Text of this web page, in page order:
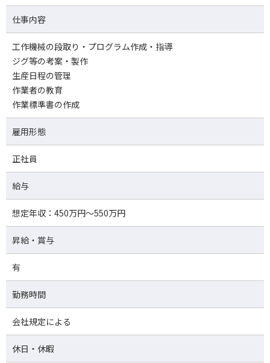
仕事内容
工作機械の段取り・プログラム作成・指導
ジグ等の考案・製作
生産日程の管理
作業者の教育
作業標準書の作成
雇用形態
正社員
給与
想定年収：450万円～550万円
昇給・賞与
有
勤務時間
会社規定による
休日・休暇